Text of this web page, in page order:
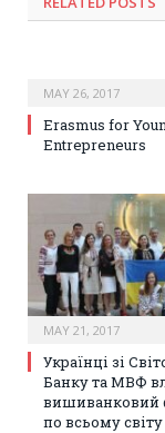
MAY 26, 2017
Erasmus for
Entrepreneurs
MAY 21, 2017
Українці зі
Банку та МВФ
по всьому світу